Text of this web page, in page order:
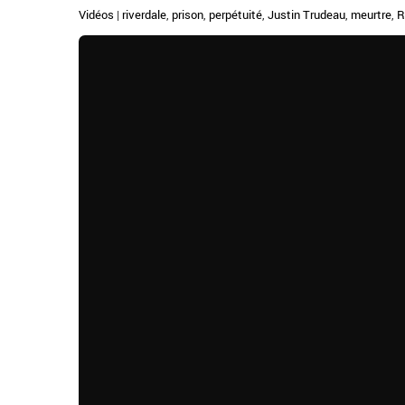
Vidéos | riverdale, prison, perpétuité, Justin Trudeau, meurtre,